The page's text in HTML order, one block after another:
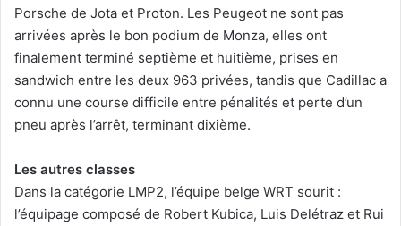
Porsche de Jota et Proton. Les Peugeot ne sont pas
arrivées après le bon podium de Monza, elles ont
finalement terminé septième et huitième, prises en
sandwich entre les deux 963 privées, tandis que Cadillac a
connu une course difficile entre pénalités et perte d’un
pneu après l’arrêt, terminant dixième.
Les autres classes
Dans la catégorie LMP2, l’équipe belge WRT sourit :
l’équipage composé de Robert Kubica, Luis Delétraz et Rui